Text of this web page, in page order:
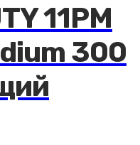
11PM
300